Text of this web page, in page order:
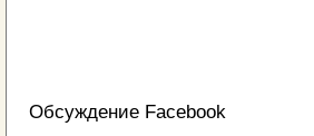
Обсуждение Facebook